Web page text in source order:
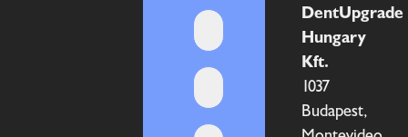
DentUpgrade
Hungary
Kft.
1037
Budapest,